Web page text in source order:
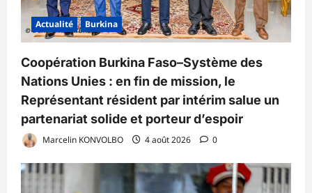
Actualité Burkina
Coopération Burkina Faso–Système des
Nations Unies : en fin de mission, le
Représentant résident par intérim salue un
partenariat solide et porteur d’espoir
Marcelin KONVOLBO 4 août 2026 0